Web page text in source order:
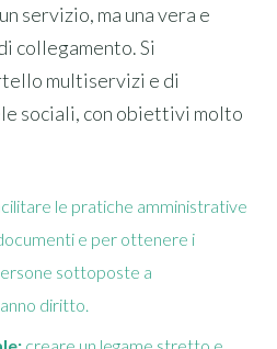
servizio, ma una vera e
collegamento. Si
multiservizi e di
sociali, con obiettivi molto
le pratiche amministrative
e per ottenere i
sottoposte a
diritto.